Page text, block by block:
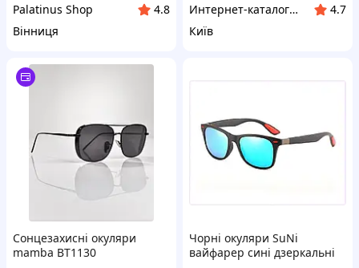
Palatinus Shop
4.8
Вінниця
Интернет-каталог скидок "Гривна Маркет"
4.7
Київ
Сонцезахисні окуляри
mamba ВТ1130
Чорні окуляри SuNi
вайфарер сині дзеркальні